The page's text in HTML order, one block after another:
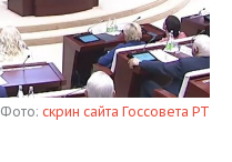
Фото: скрин сайта Госсовета РТ